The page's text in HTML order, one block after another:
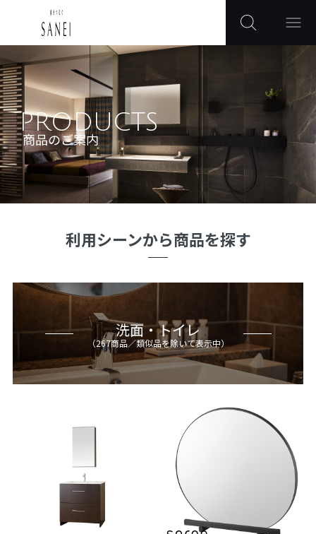
PRODUCTS
商品のご案内
利用シーンから商品を探す
洗面・トイレ
（267商品／類似品を除いて表示中）